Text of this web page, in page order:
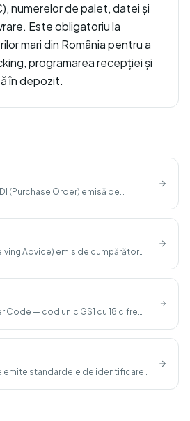
numerelor de palet, datei și
Este obligatoriu la
mari din România pentru a
programarea recepției și
în depozit.
(Purchase Order) emisă de
Advice) emis de cumpărător
Code — cod unic GS1 cu 18 cifre
emite standardele de identificare